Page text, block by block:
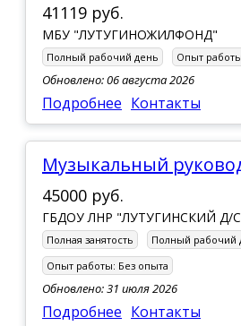
41119 руб.
МБУ "ЛУТУГИНОЖИЛФОНД"
Полный рабочий день Опыт
Обновлено: 06 августа 2026
Подробнее Контакты
Музыкальный
45000 руб.
ГБДОУ ЛНР "ЛУТУГИНСКИЙ Д/
Полная занятость
Полный рабочий
Опыт работы: Без опыта
Обновлено: 31 июля 2026
Подробнее Контакты